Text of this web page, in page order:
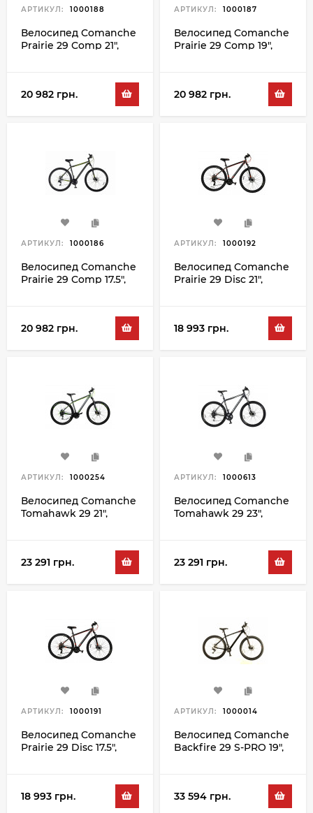
АРТИКУЛ: 1000188
Велосипед Comanche
Prairie 29 Comp 21",
20 982 грн.
АРТИКУЛ: 1000187
Велосипед Comanche
Prairie 29 Comp 19",
20 982 грн.
АРТИКУЛ: 1000186
Велосипед Comanche
Prairie 29 Comp 17.5",
20 982 грн.
АРТИКУЛ: 1000192
Велосипед Comanche
Prairie 29 Disc 21",
18 993 грн.
АРТИКУЛ: 1000254
Велосипед Comanche
Tomahawk 29 21",
23 291 грн.
АРТИКУЛ: 1000613
Велосипед Comanche
Tomahawk 29 23",
23 291 грн.
АРТИКУЛ: 1000191
Велосипед Comanche
Prairie 29 Disc 17.5",
18 993 грн.
АРТИКУЛ: 1000014
Велосипед Comanche
Backfire 29 S-PRO 19",
33 594 грн.